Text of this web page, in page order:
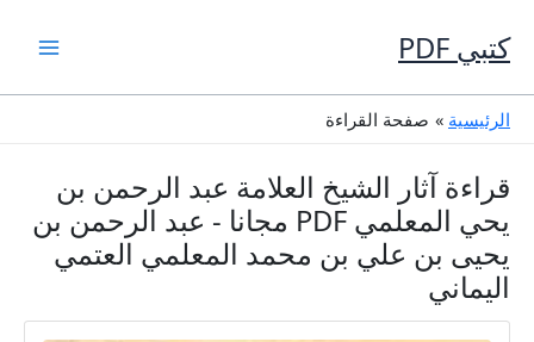
إلى
المحتوى
كتبي PDF
الرئيسية صفحة القراءة
قراءة آثار الشيخ العلامة عبد الرحمن بن
يحي المعلمي PDF مجانا - عبد الرحمن بن
يحيى بن علي بن محمد المعلمي العتمي
اليماني